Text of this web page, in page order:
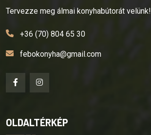
Tervezze meg álmai konyhabútorát velünk!
+36 (70) 804 65 30
febokonyha@gmail.com
OLDALTÉRKÉP